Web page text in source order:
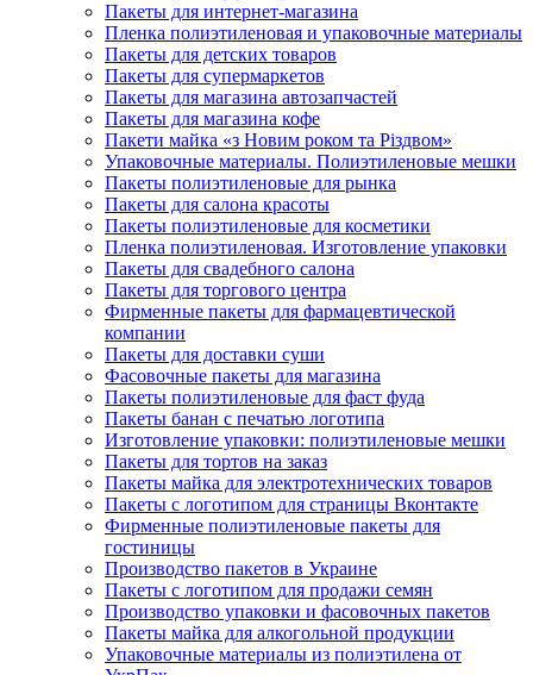
Пакеты для интернет-магазина
Пленка полиэтиленовая и упаковочные материалы
Пакеты для детских товаров
Пакеты для супермаркетов
Пакеты для магазина автозапчастей
Пакеты для магазина кофе
Пакети майка «з Новим роком та Різдвом»
Упаковочные материалы. Полиэтиленовые мешки
Пакеты полиэтиленовые для рынка
Пакеты для салона красоты
Пакеты полиэтиленовые для косметики
Пленка полиэтиленовая. Изготовление упаковки
Пакеты для свадебного салона
Пакеты для торгового центра
Фирменные пакеты для фармацевтической
компании
Пакеты для доставки суши
Фасовочные пакеты для магазина
Пакеты полиэтиленовые для фаст фуда
Пакеты банан с печатью логотипа
Изготовление упаковки: полиэтиленовые мешки
Пакеты для тортов на заказ
Пакеты майка для электротехнических товаров
Пакеты с логотипом для страницы Вконтакте
Фирменные полиэтиленовые пакеты для
гостиницы
Производство пакетов в Украине
Пакеты с логотипом для продажи семян
Производство упаковки и фасовочных пакетов
Пакеты майка для алкогольной продукции
Упаковочные материалы из полиэтилена от